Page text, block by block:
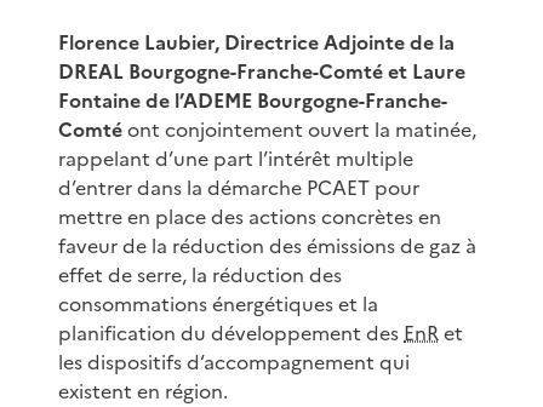
Florence Laubier, Directrice Adjointe de la
DREAL Bourgogne-Franche-Comté et Laure
Fontaine de l’ADEME Bourgogne-Franche-
Comtéont conjointement ouvert la matinée,
rappelant d’une part l’intérêt multiple
d’entrer dans la démarche PCAET pour
mettre en place des actions concrètes en
faveur de la réduction des émissions de gaz à
effet de serre, la réduction des
consommations énergétiques et la
planification du développement des EnRet
les dispositifs d’accompagnement qui
existent en région.